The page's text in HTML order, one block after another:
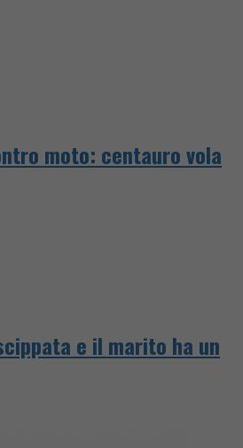
moto: centauro vola
e il marito ha un